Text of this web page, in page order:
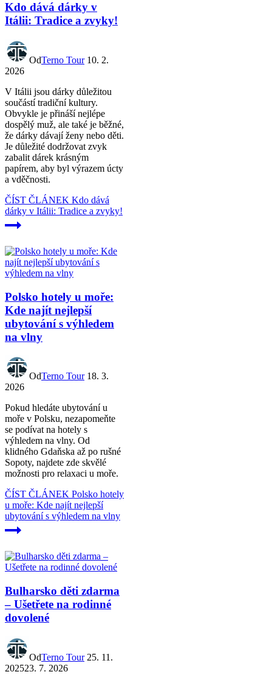
Kdo dává dárky v
Itálii: Tradice a zvyky!
OdTerno Tour 10. 2.
2026
V Itálii jsou dárky důležitou
součástí tradiční kultury.
Obvykle je přináší nejlépe
dospělý muž, ale také je běžné,
že dárky dávají ženy nebo děti.
Je důležité dodržovat zvyk
zabalit dárek krásným
papírem, aby byl výrazem úcty
a vděčnosti.
ČÍST ČLÁNEK Kdo dává
dárky v Itálii: Tradice a zvyky!
Polsko hotely u moře:
Kde najít nejlepší
ubytování s výhledem
na vlny
OdTerno Tour 18. 3.
2026
Pokud hledáte ubytování u
moře v Polsku, nezapomeňte
se podívat na hotely s
výhledem na vlny. Od
klidného Gdaňska až po rušné
Sopoty, najdete zde skvělé
možnosti pro relaxaci u moře.
ČÍST ČLÁNEK Polsko hotely
u moře: Kde najít nejlepší
ubytování s výhledem na vlny
Bulharsko děti zdarma
– Ušetřete na rodinné
dovolené
OdTerno Tour 25. 11.
202523. 7. 2026